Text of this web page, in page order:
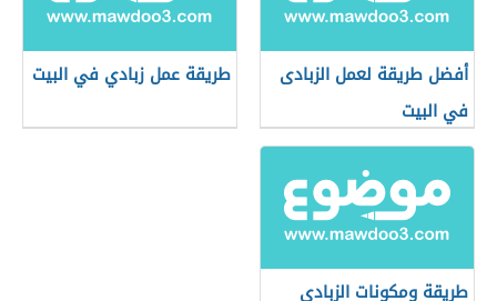
أفضل طريقة لعمل الزبادى
في البيت
طريقة عمل زبادي في البيت
طريقة ومكونات الزبادي